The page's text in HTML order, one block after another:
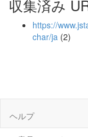
収集済み
https://
char/ja (2)
ヘルプ